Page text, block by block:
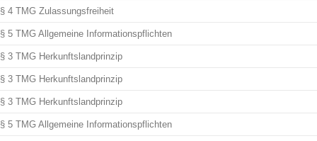
§ 4 TMG Zulassungsfreiheit
§ 5 TMG Allgemeine Informationspflichten
§ 3 TMG Herkunftslandprinzip
§ 3 TMG Herkunftslandprinzip
§ 3 TMG Herkunftslandprinzip
§ 5 TMG Allgemeine Informationspflichten